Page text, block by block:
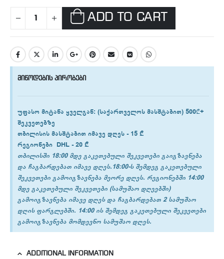
ADD TO CART
მიწოდების პირობები
უფასო მიტანა ყველგან: (საქართველოს მასშტაბით) 500₾+
შეკვეთებზე
თბილისის მასშტაბით იმავე დღეს -15 ₾
რეგიონები DHL -20 ₾
თბილისში 18:00 მდე გაკეთებული შეკვეთები გაიგზავნება
და ჩაგბარდებათ იმავე დღეს.18:00-ს შემდეგ გაკეთებული
შეკვეთები გამოიგზავნება მეორე დღეს. რეგიონებში 14:00
მდე გაკეთებული შეკვეთები (სამუშაო დღეებში)
გამოიგზავნება იმავე დღეს და ჩაგბარდებათ 2 სამუშაო
დღის ფარგლებში. 14:00 ის შემდეგ გაკეთებული შეკვეთები
გამოიგზავნება მომდევნო სამუშაო დღეს.
ADDITIONAL INFORMATION